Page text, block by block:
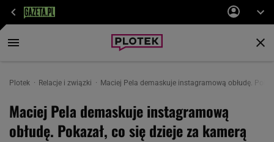
Plotek Relacje i związki Maciej Pela demaskuje instagramową obłudę.
Maciej Pela demaskuje instagramową
obłudę. Pokazał, co się dzieje za kamerą